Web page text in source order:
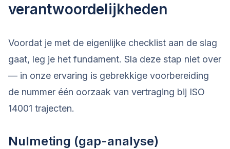
verantwoordelijkheden
Voordat je met de eigenlijke checklist aan de slag
gaat, leg je het fundament. Sla deze stap niet over
— in onze ervaring is gebrekkige voorbereiding
de nummer één oorzaak van vertraging bij ISO
14001 trajecten.
Nulmeting (gap-analyse)